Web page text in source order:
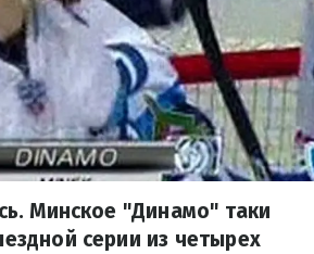
Минское "Динамо" таки
серии из четырех